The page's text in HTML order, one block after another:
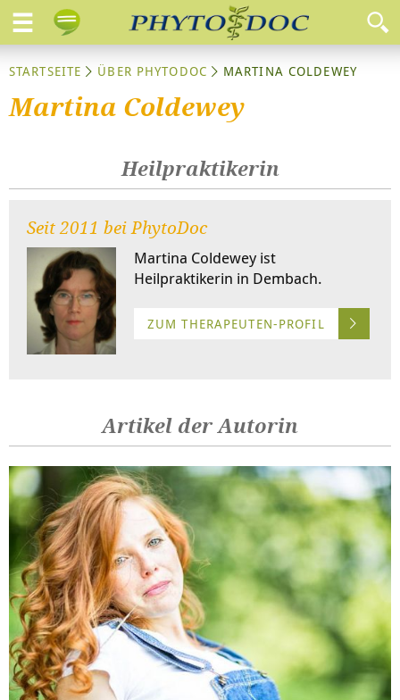
STARTSEITE ÜBER PHYTODOC MARTINA COLDEWEY
Martina Coldewey
Heilpraktikerin
Seit 2011 bei PhytoDoc
Martina Coldewey ist
Heilpraktikerin in Dembach.
ZUM THERAPEUTEN-PROFIL
Artikel der Autorin